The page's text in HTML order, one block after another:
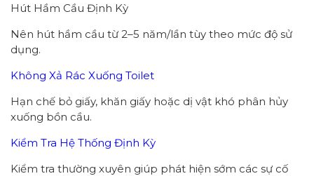
Hút Hầm Cầu Định Kỳ
Nên hút hầm cầu từ 2–5 năm/lần tùy theo mức độ sử
dụng.
Không Xả Rác Xuống Toilet
Hạn chế bỏ giấy, khăn giấy hoặc dị vật khó phân hủy
xuống bồn cầu.
Kiểm Tra Hệ Thống Định Kỳ
Kiểm tra thường xuyên giúp phát hiện sớm các sự cố